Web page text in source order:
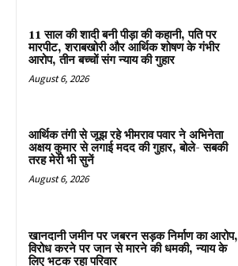
11 साल की शादी बनी पीड़ा की कहानी, पति पर
मारपीट, शराबखोरी और आर्थिक शोषण के गंभीर
आरोप, तीन बच्चों संग न्याय की गुहार
August 6, 2026
आर्थिक तंगी से जूझ रहे भीमराव पवार ने अभिनेता
अक्षय कुमार से लगाई मदद की गुहार, बोले- सबकी
तरह मेरी भी सुनें
August 6, 2026
खानदानी जमीन पर जबरन सड़क निर्माण का आरोप,
विरोध करने पर जान से मारने की धमकी, न्याय के
लिए भटक रहा परिवार